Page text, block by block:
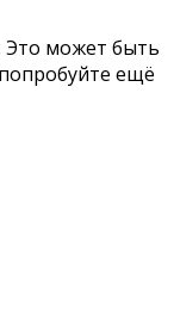
Это может быть
ещё